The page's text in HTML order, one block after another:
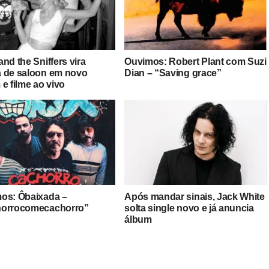
the Sniffers vira
de saloon em novo
e filme ao vivo
Ouvimos: Robert Plant com Suzi
Dian – “Saving grace”
Ôbaixada –
Após mandar sinais, Jack White
solta single novo e já anuncia
álbum